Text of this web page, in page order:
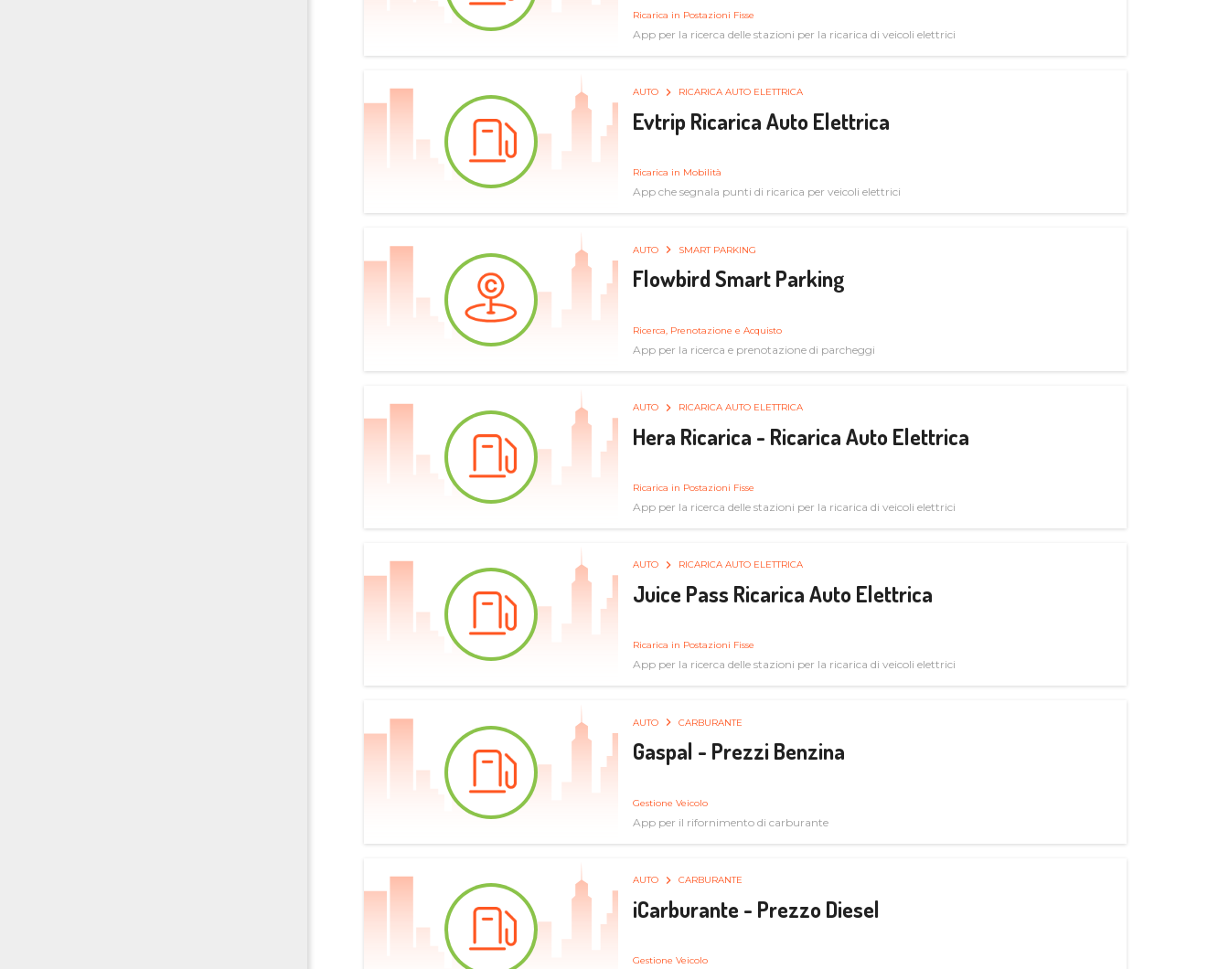
Ricarica in Postazioni Fisse
App per la ricerca delle stazioni per la ricarica di veicoli elettrici
AUTO RICARICA AUTO ELETTRICA
Evtrip Ricarica Auto Elettrica
Ricarica in Mobilità
App che segnala punti di ricarica per veicoli elettrici
AUTO SMART PARKING
Flowbird Smart Parking
Ricerca, Prenotazione e Acquisto
App per la ricerca e prenotazione di parcheggi
AUTO RICARICA AUTO ELETTRICA
Hera Ricarica - Ricarica Auto Elettrica
Ricarica in Postazioni Fisse
App per la ricerca delle stazioni per la ricarica di veicoli elettrici
AUTO RICARICA AUTO ELETTRICA
Juice Pass Ricarica Auto Elettrica
Ricarica in Postazioni Fisse
App per la ricerca delle stazioni per la ricarica di veicoli elettrici
AUTO CARBURANTE
Gaspal - Prezzi Benzina
Gestione Veicolo
App per il rifornimento di carburante
AUTO CARBURANTE
iCarburante - Prezzo Diesel
Gestione Veicolo